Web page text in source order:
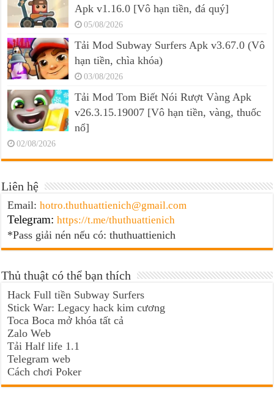
Apk v1.16.0 [Vô hạn tiền, đá quý]
05/08/2026
Tải Mod Subway Surfers Apk v3.67.0 (Vô
hạn tiền, chìa khóa)
03/08/2026
Tải Mod Tom Biết Nói Rượt Vàng Apk
v26.3.15.19007 [Vô hạn tiền, vàng, thuốc
nổ]
02/08/2026
Liên hệ
Email:hotro.thuthuattienich@gmail.com
Telegram: https://t.me/thuthuattienich
*Pass giải nén nếu có: thuthuattienich
Thủ thuật có thể bạn thích
Hack Full tiền Subway Surfers
Stick War: Legacy hack kim cương
Toca Boca mở khóa tất cả
Zalo Web
Tải Half life 1.1
Telegram web
Cách chơi Poker